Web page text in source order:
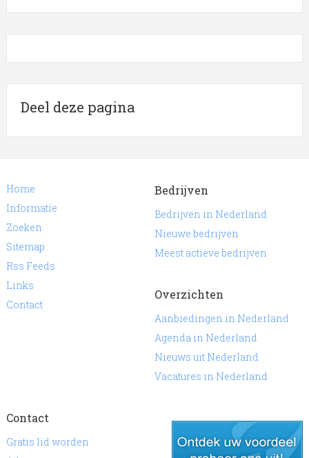
Deel deze pagina
Home
Informatie
Zoeken
Sitemap
Rss Feeds
Links
Contact
Bedrijven
Bedrijven in Nederland
Nieuwe bedrijven
Meest actieve bedrijven
Overzichten
Aanbiedingen in Nederland
Agenda in Nederland
Nieuws uit Nederland
Vacatures in Nederland
Contact
Gratis lid worden